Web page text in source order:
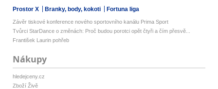
Prostor X Branky, body, kokoti Fortuna liga
Závěr tiskové konference nového sportovního kanálu Prima Sport
Tvůrci StarDance o změnách: Proč budou porotci opět čtyři a čím přesvě...
František Laurin pohřeb
Nákupy
hledejceny.cz
Zboží Živě